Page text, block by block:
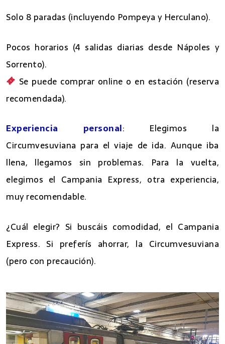
Solo 8 paradas (incluyendo Pompeya y Herculano).
Pocos horarios (4 salidas diarias desde Nápoles y
Sorrento).
Se puede comprar online o en estación (reserva
recomendada).
Experiencia personal: Elegimos la
Circumvesuviana para el viaje de ida. Aunque iba
llena, llegamos sin problemas. Para la vuelta,
elegimos el Campania Express, otra experiencia,
muy recomendable.
¿Cuál elegir? Si buscáis comodidad, el Campania
Express. Si preferís ahorrar, la Circumvesuviana
(pero con precaución).